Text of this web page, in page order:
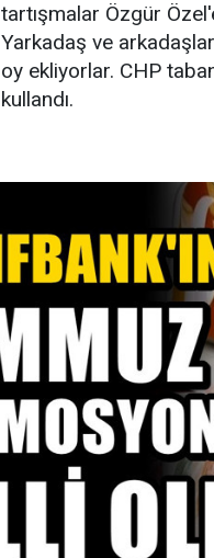
tartışmalar Özgür
Yarkadaş ve
oy ekliyorlar. CHP
kullandı.